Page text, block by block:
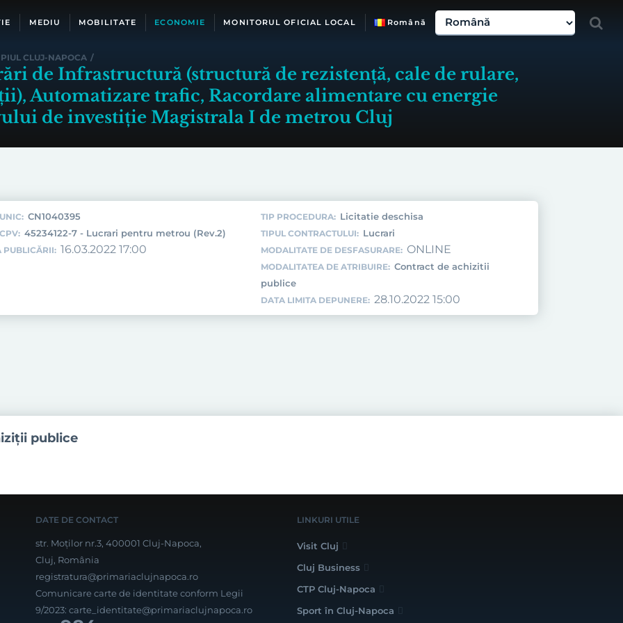
MEDIU MOBILITATE ECONOMIE MONITORUL OFICIAL LOCAL Română
CLUJ-NAPOCA /
de Infrastructură (structură de rezistență, cale de rulare,
Automatizare trafic, Racordare alimentare cu energie
de investiție Magistrala I de metrou Cluj
CN1040395
45234122-7 - Lucrari pentru metrou (Rev.2)
PUBLICĂRII: 16.03.2022 17:00
TIP PROCEDURA: Licitatie deschisa
TIPUL CONTRACTULUI: Lucrari
MODALITATE DE DESFASURARE: ONLINE
MODALITATEA DE ATRIBUIRE: Contract de achizitii
publice
DATA LIMITA DEPUNERE: 28.10.2022 15:00
publice
DATE DE CONTACT
str. Moților nr.3, 400001 Cluj-Napoca,
Cluj, România
registratura@primariaclujnapoca.ro
Comunicare carte de identitate conform Legii
9/2023: carte_identitate@primariaclujnapoca.ro
LINKURI UTILE
Visit Cluj
Cluj Business
CTP Cluj-Napoca
Sport în Cluj-Napoca